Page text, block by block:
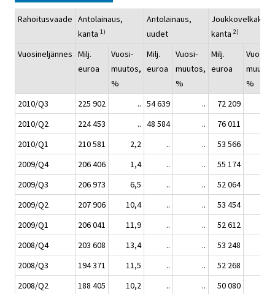
Rahoitusvaade Antolainaus,
kanta 1)
Antolainaus,
uudet
kanta 2)
Vuosineljännes Milj.
euroa
Vuosi-
muutos,
%
Milj.
euroa
Vuosi-
muutos,
%
Milj.
euroa
Vuosi-
%
2010/Q3
225 902 .. 54 639 ..
72 209
2010/Q2
224 453 .. 48 584 ..
76 011
2010/Q1
210 581 2,2 .. .. 53 566
2009/Q4
206 406 1,4 .. .. 55 174
2009/Q3
206 973 6,5 .. .. 52 064
2009/Q2
207 906 10,4 .. .. 53 454
2009/Q1
206 041 11,9 .. .. 52 612
2008/Q4
203 608 13,4 .. .. 53 248
2008/Q3
194 371 11,5 .. .. 52 268
2008/Q2
188 405 10,2 .. .. 50 080